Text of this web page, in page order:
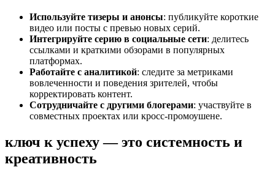
Используйте тизеры и анонсы: публикуйте короткие
видео или посты с превью новых серий.
Интегрируйте серию в социальные сети: делитесь
ссылками и краткими обзорами в популярных
платформах.
Работайте с аналитикой: следите за метриками
вовлеченности и поведения зрителей, чтобы
корректировать контент.
Сотрудничайте с другими блогерами: участвуйте в
совместных проектах или кросс-промоушене.
ключ к успеху — это системность и
креативность